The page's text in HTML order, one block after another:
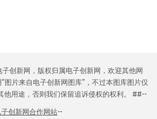
创新网，版权归属电子创新网，欢迎其他网
图片来自电子创新网图库”，不过本图库图片仅
他用途，否则我们保留追诉侵权的权利。 ##--
子创新网合作网站--